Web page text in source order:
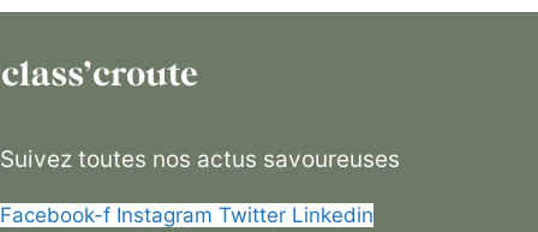
Suivez toutes nos actus savoureuses
Facebook-f Instagram Twitter Linkedin